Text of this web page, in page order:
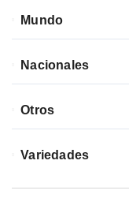
Mundo
Nacionales
Otros
Variedades